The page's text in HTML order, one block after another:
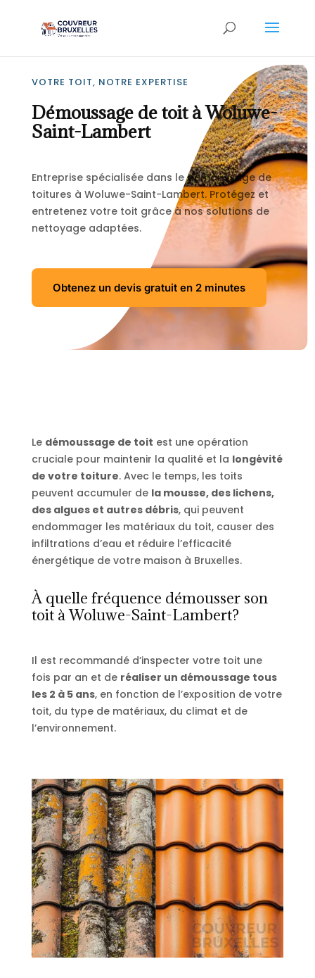
VOTRE TOIT, NOTRE EXPERTISE
Démoussage de toit à Woluwe-
Saint-Lambert
Entreprise spécialisée dans le démoussage de
toitures à Woluwe-Saint-Lambert. Protégez et
entretenez votre toit grâce à nos solutions de
nettoyage adaptées.
Obtenez un devis gratuit en 2 minutes
Le démoussage de toit est une opération
cruciale pour maintenir la qualité et la longévité
de votre toiture. Avec le temps, les toits
peuvent accumuler de la mousse, des lichens,
des algues et autres débris, qui peuvent
endommager les matériaux du toit, causer des
infiltrations d’eau et réduire l’efficacité
énergétique de votre maison à Bruxelles.
À quelle fréquence démousser son
toit à Woluwe-Saint-Lambert?
Il est recommandé d’inspecter votre toit une
fois par an et de réaliser un démoussage tous
les 2 à 5 ans, en fonction de l’exposition de votre
toit, du type de matériaux, du climat et de
l’environnement.